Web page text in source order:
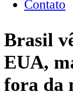
Contato
Brasil
EUA,
fora da